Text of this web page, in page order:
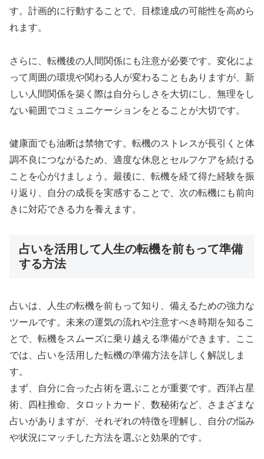
す。計画的に行動することで、目標達成の可能性を高めら
れます。
さらに、転機後の人間関係にも注意が必要です。変化によ
って周囲の環境や関わる人が変わることもありますが、新
しい人間関係を築く際は自分らしさを大切にし、無理をし
ない範囲でコミュニケーションをとることが大切です。
健康面でも油断は禁物です。転機のストレスが長引くと体
調不良につながるため、適度な休息とセルフケアを続ける
ことを心がけましょう。最後に、転機を経て得た経験を振
り返り、自分の成長を実感することで、次の転機にも前向
きに対応できる力を養えます。
占いを活用して人生の転機を前もって準備
する方法
占いは、人生の転機を前もって知り、備えるための強力な
ツールです。未来の運気の流れや注意すべき時期を知るこ
とで、転機をスムーズに乗り越える準備ができます。ここ
では、占いを活用した転機の準備方法を詳しく解説しま
す。
まず、自分に合った占術を選ぶことが重要です。西洋占星
術、四柱推命、タロットカード、数秘術など、さまざまな
占いがありますが、それぞれの特徴を理解し、自分の悩み
や状況にマッチした方法を選ぶと効果的です。